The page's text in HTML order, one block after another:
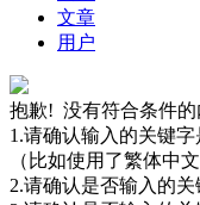
文章
用户
抱歉! 没有符合条件的
1.请确认输入的关键
（比如使用了繁体中文
2.请确认是否输入的关